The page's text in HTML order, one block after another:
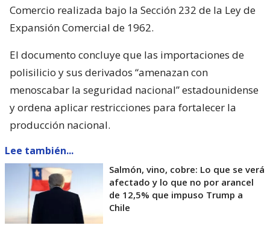
Comercio realizada bajo la Sección 232 de la Ley de
Expansión Comercial de 1962.
El documento concluye que las importaciones de
polisilicio y sus derivados “amenazan con
menoscabar la seguridad nacional” estadounidense
y ordena aplicar restricciones para fortalecer la
producción nacional.
Lee también...
Salmón, vino, cobre: Lo que se verá
afectado y lo que no por arancel
de 12,5% que impuso Trump a
Chile